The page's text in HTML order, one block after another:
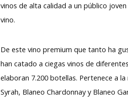
vinos de alta calidad a un público
vino.
De este vino premium que tanto ha
han catado a ciegas vinos de
elaboran 7.200 botellas. Pertenece a
Syrah, Blaneo Chardonnay y Blaneo